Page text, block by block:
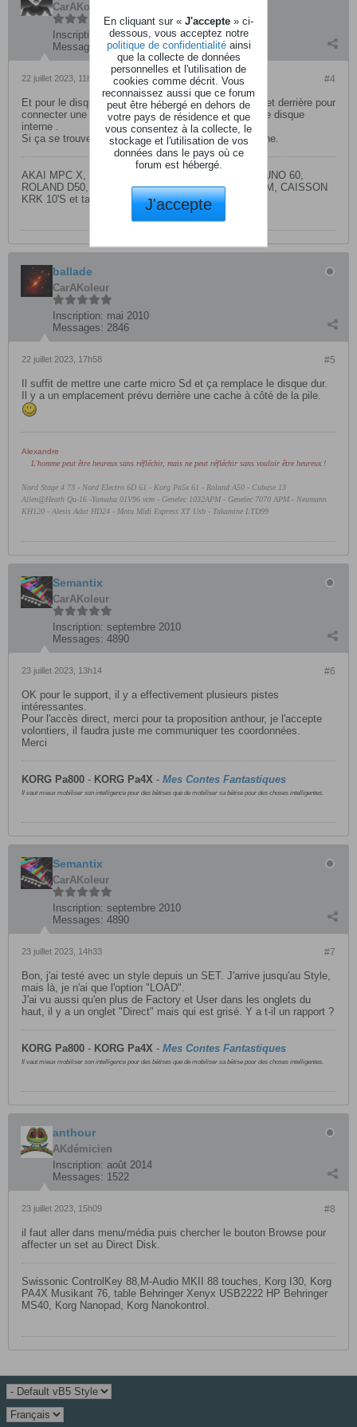
CarAKoleur
Inscription:
février 2006
Messages:
2516
#4
22 juillet 2023, 11h12
Et pour le disque dur tu as des prises usb en façade et derrière pour
connecter une grosse clé usb, c’est bien mieux que le disque
interne .
Si ça se trouve tu peux même brancher un ssd externe.
AKAI MPC X, DEXIBELL VIVO S7 PRO,ROLAND JUNO 60,
ROLAND D50,SOLINA BEHRINGER,YAMAHA HS80M, CAISSON
KRK 10'S et table de mixage YAMAHA MG10XU.
ballade
CarAKoleur
Inscription: mai 2010
Messages: 2846
#5
22 juillet 2023, 17h58
Il suffit de mettre une carte micro Sd et ça remplace le disque dur.
Il y a un emplacement prévu derrière une cache à côté de la pile.
Alexandre
L'homme peut être heureux sans réfléchir, mais ne peut réfléchir sans vouloir être heureux !
Nord Stage 4 73 - Nord Electro 6D 61 - Korg Pa5x 61 - Roland A50 - Cubase 13
Allen@Heath Qu-16 -Yamaha 01V96 vcm - Genelec 1032APM - Genelec 7070 APM - Neumann
KH120 - Alesis Adat HD24 - Motu Midi Express XT Usb - Takamine LTD99
Semantix
CarAKoleur
Inscription: septembre 2010
Messages: 4890
#6
23 juillet 2023, 13h14
OK pour le support, il y a effectivement plusieurs pistes
intéressantes.
Pour l'accès direct, merci pour ta proposition anthour, je l'accepte
volontiers, il faudra juste me communiquer tes coordonnées.
Merci
KORG Pa800 - KORG Pa4X - Mes Contes Fantastiques
Il vaut mieux mobiliser son intelligence pour des bêtises que de mobiliser sa bêtise pour des choses intelligentes.
Semantix
CarAKoleur
Inscription: septembre 2010
Messages: 4890
#7
23 juillet 2023, 14h33
Bon, j'ai testé avec un style depuis un SET. J'arrive jusqu'au Style,
mais là, je n'ai que l'option "LOAD".
J'ai vu aussi qu'en plus de Factory et User dans les onglets du
haut, il y a un onglet "Direct" mais qui est grisé. Y a t-il un rapport ?
KORG Pa800 - KORG Pa4X - Mes Contes Fantastiques
Il vaut mieux mobiliser son intelligence pour des bêtises que de mobiliser sa bêtise pour des choses intelligentes.
anthour
AKdémicien
Inscription: août 2014
Messages: 1522
#8
23 juillet 2023, 15h09
il faut aller dans menu/média puis chercher le bouton Browse pour
affecter un set au Direct Disk.
Swissonic ControlKey 88,M-Audio MKII 88 touches, Korg I30, Korg
PA4X Musikant 76, table Behringer Xenyx USB2222 HP Behringer
MS40, Korg Nanopad, Korg Nanokontrol.
En cliquant sur « J'accepte » ci-
dessous, vous acceptez notre
politique de confidentialitéainsi
que la collecte de données
personnelles et l'utilisation de
cookies comme décrit. Vous
reconnaissez aussi que ce forum
peut être hébergé en dehors de
votre pays de résidence et que
vous consentez à la collecte, le
stockage et l'utilisation de vos
données dans le pays où ce
forum est hébergé.
J'accepte